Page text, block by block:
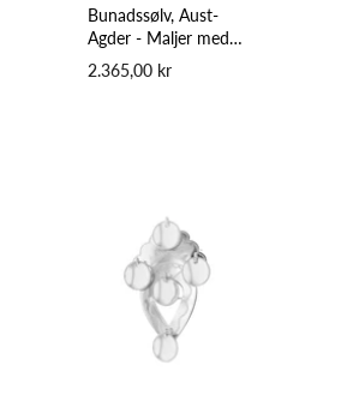
Bunadssølv, Aust-
Agder - Maljer med
Lauv
2.365,00 kr